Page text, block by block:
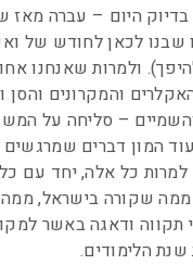
היום – עברה מאז
שבנו לכאן לחודש של
ולמרות שאנחנו
והמקרונים והסן
והשמיים – סליחה על
המון דברים שמרגשים
כל אלה, יחד עם כל
ממה שקורה בישראל,
תקווה ודאגה באשר
הלימודים.